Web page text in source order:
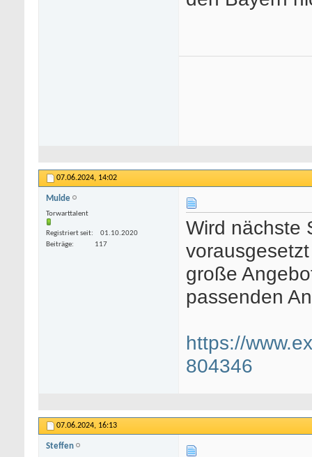
07.06.2024, 14:02
Mulde
Torwarttalent
Registriert seit
01.10.2020
Beiträge
117
Wird nächste
große
passenden
https://
804346
07.06.2024, 16:13
Steffen